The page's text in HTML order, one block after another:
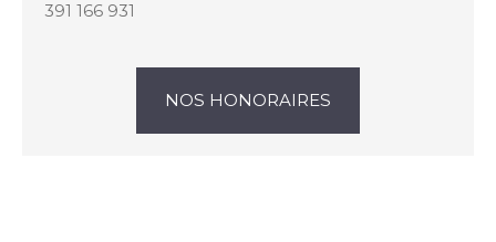
391 166 931
NOS HONORAIRES